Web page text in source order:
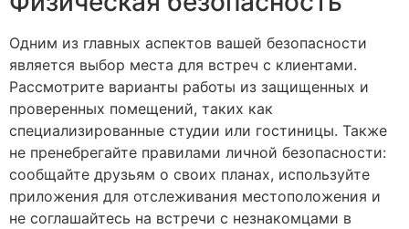
Одним из главных аспектов вашей безопасности
является выбор места для встреч с клиентами.
Рассмотрите варианты работы из защищенных и
проверенных помещений, таких как
специализированные студии или гостиницы. Также
не пренебрегайте правилами личной безопасности:
сообщайте друзьям о своих планах, используйте
приложения для отслеживания местоположения и
не соглашайтесь на встречи с незнакомцами в